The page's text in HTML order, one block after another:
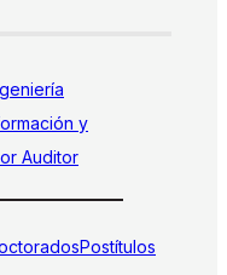
y
Auditor
Postítulos